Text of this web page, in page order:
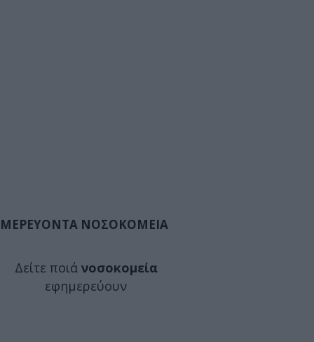
ΝΟΣΟΚΟΜΕΙΑ
Δείτε ποιά νοσοκομεία
εφημερεύουν